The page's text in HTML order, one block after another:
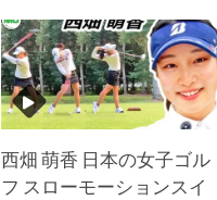
西畑 萌香 日本の女子ゴル
フ スローモーションスイ